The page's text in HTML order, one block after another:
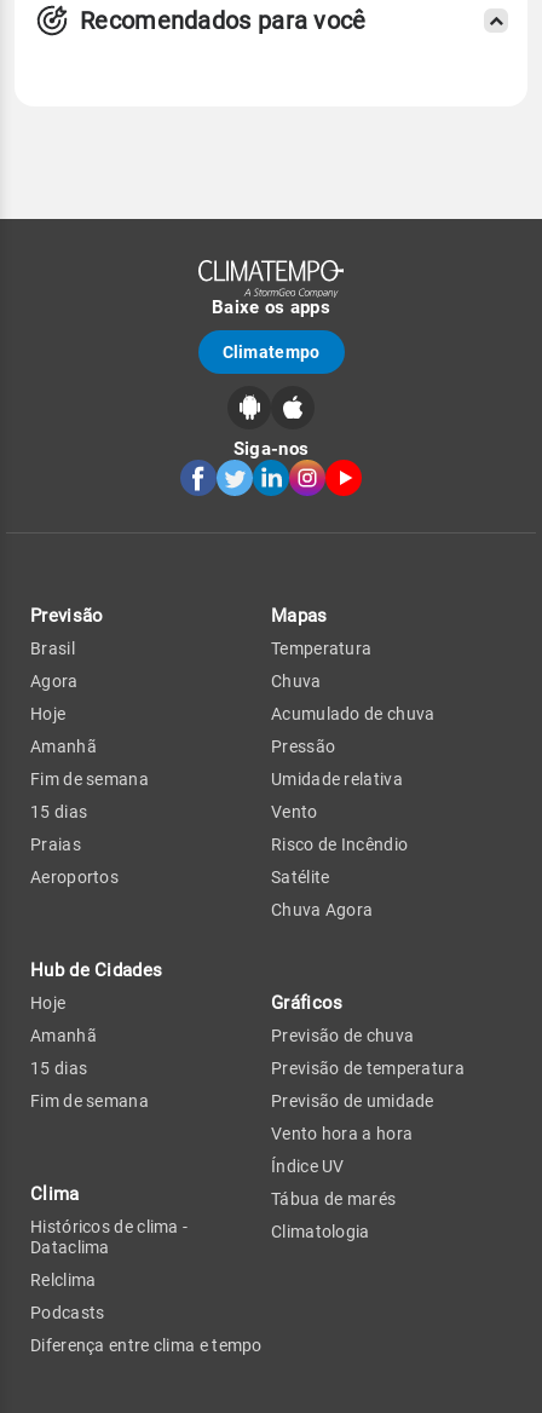
Recomendados para você
Baixe os apps
Climatempo
Siga-nos
Previsão
Brasil
Agora
Hoje
Amanhã
Fim de semana
15 dias
Praias
Aeroportos
Hub de Cidades
Hoje
Amanhã
15 dias
Fim de semana
Clima
Históricos de clima -
Dataclima
Relclima
Podcasts
Diferença entre clima e tempo
Mapas
Temperatura
Chuva
Acumulado de chuva
Pressão
Umidade relativa
Vento
Risco de Incêndio
Satélite
Chuva Agora
Gráficos
Previsão de chuva
Previsão de temperatura
Previsão de umidade
Vento hora a hora
Índice UV
Tábua de marés
Climatologia